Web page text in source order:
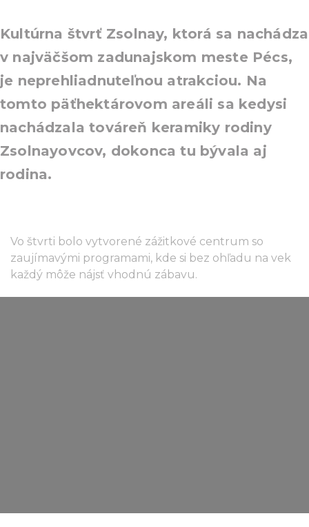
Kultúrna štvrť Zsolnay, ktorá sa nachádza
v najväčšom zadunajskom meste Pécs,
je neprehliadnuteľnou atrakciou. Na
tomto päťhektárovom areáli sa kedysi
nachádzala továreň keramiky rodiny
Zsolnayovcov, dokonca tu bývala aj
rodina.
Vo štvrti bolo vytvorené zážitkové centrum so
zaujímavými programami, kde si bez ohľadu na vek
každý môže nájsť vhodnú zábavu.